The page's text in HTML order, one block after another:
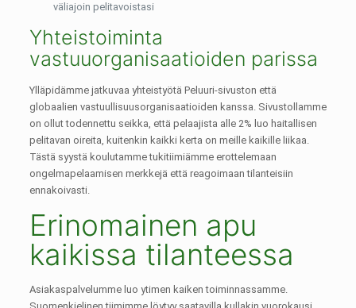
väliajoin pelitavoistasi
Yhteistoiminta
vastuuorganisaatioiden parissa
Ylläpidämme jatkuvaa yhteistyötä Peluuri-sivuston että
globaalien vastuullisuusorganisaatioiden kanssa. Sivustollamme
on ollut todennettu seikka, että pelaajista alle 2% luo haitallisen
pelitavan oireita, kuitenkin kaikki kerta on meille kaikille liikaa.
Tästä syystä koulutamme tukitiimiämme erottelemaan
ongelmapelaamisen merkkejä että reagoimaan tilanteisiin
ennakoivasti.
Erinomainen apu
kaikissa tilanteessa
Asiakaspalvelumme luo ytimen kaiken toiminnassamme.